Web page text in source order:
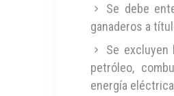
Se debe
ganaderos a
Se
petróleo,
energía